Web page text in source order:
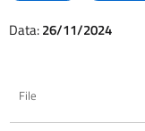
Data:26/11/2024
File